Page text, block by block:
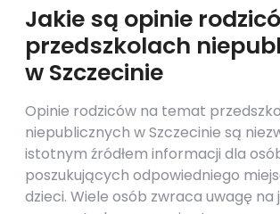
Jakie są opinie
przedszkolach
w Szczecinie
Opinie rodziców na temat
niepublicznych w Szczecinie są
istotnym źródłem informacji dla
poszukujących odpowiedniego
dzieci. Wiele osób zwraca uwagę na